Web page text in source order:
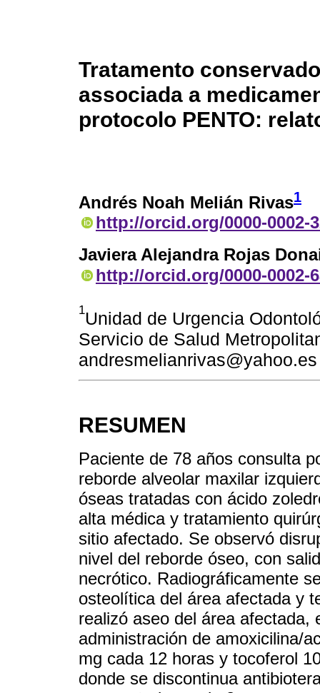
Tratamento
associada a
protocolo PENTO:
Andrés Noah Melián Rivas1
http://orcid.org/0000-0002-
Javiera Alejandra Rojas
http://orcid.org/0000-0002-
1Unidad de Urgencia
Servicio de Salud
andresmelianrivas@yahoo.es
RESUMEN
Paciente de 78 años consulta
reborde alveolar maxilar
óseas tratadas con ácido
alta médica y tratamiento
sitio afectado. Se observó
nivel del reborde óseo, con
necrótico. Radiográficamente
osteolítica del área afectada y
realizó aseo del área afectada,
administración de amoxicilina/
mg cada 12 horas y tocoferol
donde se discontinua